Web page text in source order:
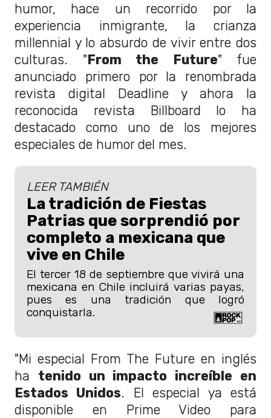
humor, hace un recorrido por la
experiencia inmigrante, la crianza
millennial y lo absurdo de vivir entre dos
culturas. "From the Future" fue
anunciado primero por la renombrada
revista digital Deadline y ahora la
reconocida revista Billboard lo ha
destacado como uno de los mejores
especiales de humor del mes.
LEER TAMBIÉN
La tradición de Fiestas
Patrias que sorprendió por
completo a mexicana que
vive en Chile
El tercer 18 de septiembre que vivirá una
mexicana en Chile incluirá varias payas,
pues es una tradición que logró
conquistarla.
"Mi especial From The Future en inglés
ha tenido un impacto increíble en
Estados Unidos. El especial ya está
disponible en Prime Video para